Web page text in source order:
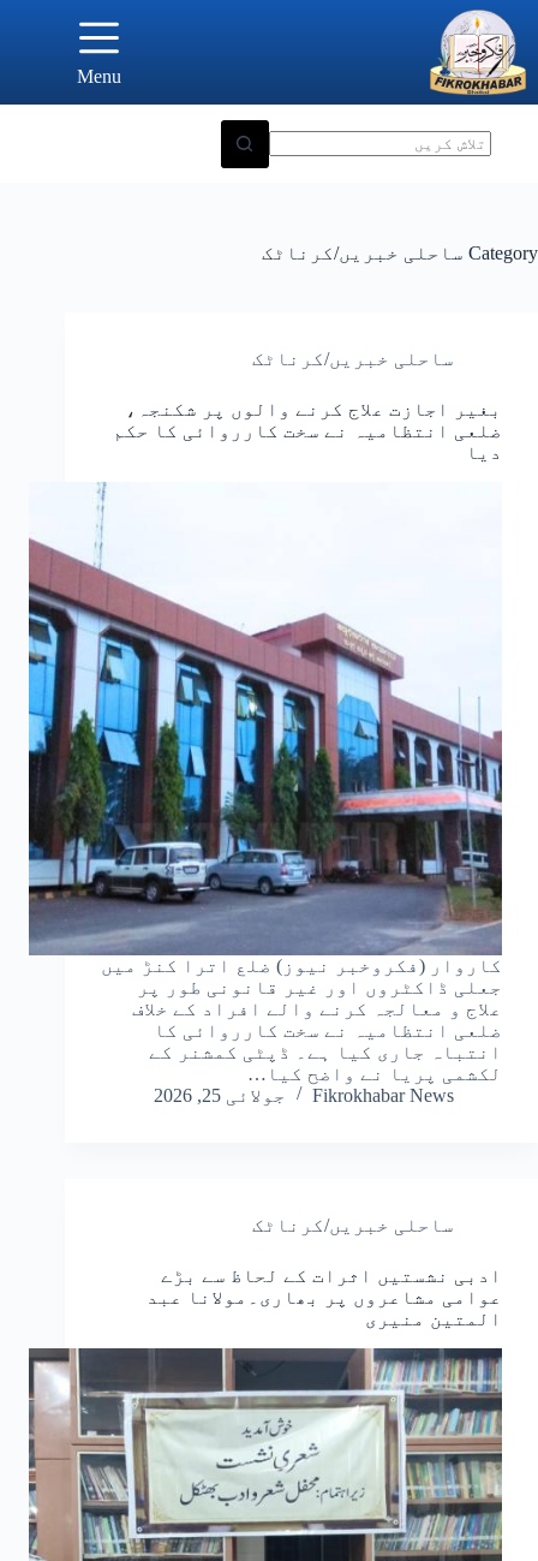
content
Menu
Category ساحلی خبریں/کرناٹک
ساحلی خبریں/کرناٹک
بغیر اجازت علاج کرنے والوں پر شکنجہ،
ضلعی انتظامیہ نے سخت کارروائی کا حکم
دیا
کاروار (فکروخبر نیوز) ضلع اترا کنڑ میں
جعلی ڈاکٹروں اور غیر قانونی طور پر
علاج و معالجہ کرنے والے افراد کے خلاف
ضلعی انتظامیہ نے سخت کارروائی کا
انتباہ جاری کیا ہے۔ ڈپٹی کمشنر کے
لکشمی پریا نے واضح کیا…
Fikrokhabar News
جولائی 25, 2026
ساحلی خبریں/کرناٹک
ادبی نشستیں اثرات کے لحاظ سے بڑے
عوامی مشاعروں پر بھاری۔مولانا عبد
المتین منیری